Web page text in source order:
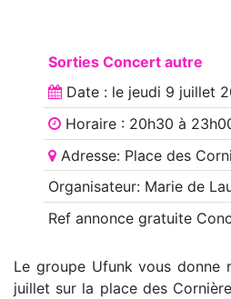
Sorties Concert autre
Date : le jeudi 9 juillet
Horaire : 20h30 à
Adresse: Place des
Organisateur: Marie de
Ref annoncegratuite
Le groupe Ufunk vous donne
juillet sur la place des